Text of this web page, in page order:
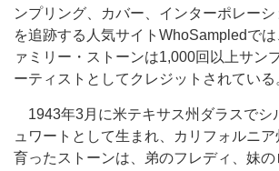
ンプリング、カバー、インターポレーシ
を追跡する人気サイトWhoSampledで
ァミリー・ストーンは1,000回以上サン
ーティストとしてクレジットされている
1943年3月に米テキサス州ダラスでシ
ュワートとして生まれ、カリフォルニ
育ったストーンは、弟のフレディ、妹